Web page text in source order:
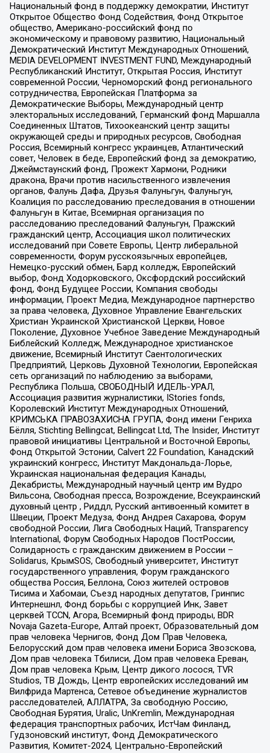
Национальный фонд в поддержку демократии, Институт
Открытое Общество Фонд Содействия, Фонд Открытое
общество, Американо-российский фонд по
экономическому и правовому развитию, Национальный
Демократический Институт Международных Отношений,
MEDIA DEVELOPMENT INVESTMENT FUND, Международный
Республиканский Институт, Открытая Россия, Институт
современной России, Черноморский фонд регионального
сотрудничества, Европейская Платформа за
Демократические Выборы, Международный центр
электоральных исследований, Германский фонд Маршалла
Соединенных Штатов, Тихоокеанский центр защиты
окружающей среды и природных ресурсов, Свободная
Россия, Всемирный конгресс украинцев, Атлантический
совет, Человек в беде, Европейский фонд за демократию,
Джеймстаунский фонд, Прожект Хармони, Родники
дракона, Врачи против насильственного извлечения
органов, Фалунь Дафа, Друзья Фалуньгун, Фалуньгун,
Коалиция по расследованию преследования в отношении
Фалуньгун в Китае, Всемирная организация по
расследованию преследований Фалуньгун, Пражский
гражданский центр, Ассоциация школ политических
исследований при Совете Европы, Центр либеральной
современности, Форум русскоязычных европейцев,
Немецко-русский обмен, Бард колледж, Европейский
выбор, Фонд Ходорковского, Оксфордский российский
фонд, Фонд Будущее России, Компания свободы
информации, Проект Медиа, Международное партнерство
за права человека, Духовное Управление Евангельских
Христиан Украинской Христианской Церкви, Новое
Поколение, Духовное Учебное Заведение Международный
Библейский Колледж, Международное христианское
движение, Всемирный Институт Саентологических
Предприятий, Церковь Духовной Технологии, Европейская
сеть организаций по наблюдению за выборами,
Республика Польша, СВОБОДНЫЙ ИДЕЛЬ-УРАЛ,
Ассоциация развития журналистики, IStories fonds,
Королевский Институт Международных Отношений,
КРИМСЬКА ПРАВОЗАХИСНА ГРУПА, Фонд имени Генриха
Бёлля, Stichting Bellingcat, Bellingcat Ltd, The Insider, Институт
правовой инициативы Центральной и Восточной Европы,
Фонд Открытой Эстонии, Calvert 22 Foundation, Канадский
украинский конгресс, Институт Макдональда-Лорье,
Украинская национальная федерация Канады,
Декабристы, Международный научный центр им Вудро
Вильсона, Свободная пресса, Возрождение, Всеукраинский
духовный центр , Риддл, Русский антивоенный комитет в
Швеции, Проект Медуза, Фонд Андрея Сахарова, Форум
свободной России, Лига Свободных Наций, Transparеncy
International, Форум Свободных Народов ПостРоссии,
Солидарность с гражданским движением в России –
Solidarus, КрымSOS, Свободный университет, Институт
государственного управления, Форум гражданского
общества Россия, Беллона, Союз жителей островов
Тисима и Хабомаи, Съезд народных депутатов, Гринпис
Интернешнл, Фонд борьбы с коррупцией Инк, Завет
церквей TCCN, Агора, Всемирный фонд природы, BDR
Novaja Gazeta-Europe, Алтай проект, Образовательный дом
прав человека Чернигов, Фонд Дом Прав Человека,
Белорусский дом прав человека имени Бориса Звозскова,
Дом прав человека Тбилиси, Дом прав человека Ереван,
Дом прав человека Крым, Центр дикого лосося, TVR
Studios, ТВ Дождь, Центр европейских исследований им
Вилфрида Мартенса, Сетевое объединение журналистов
расследователей, АЛЛАТРА, За свободную Россию,
Свободная Бурятия, Uralic, UnKremlin, Международная
федерация транспортных рабочих, ИстЧам Финланд,
Гудзоновский институт, Фонд Демократического
Развития, Комитет-2024, Центрально-Европейский